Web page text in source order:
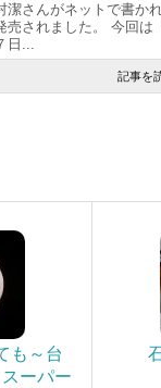
潔さんがネットで書か
売されました。 今回は
日...
記事を
も～台
ーパー